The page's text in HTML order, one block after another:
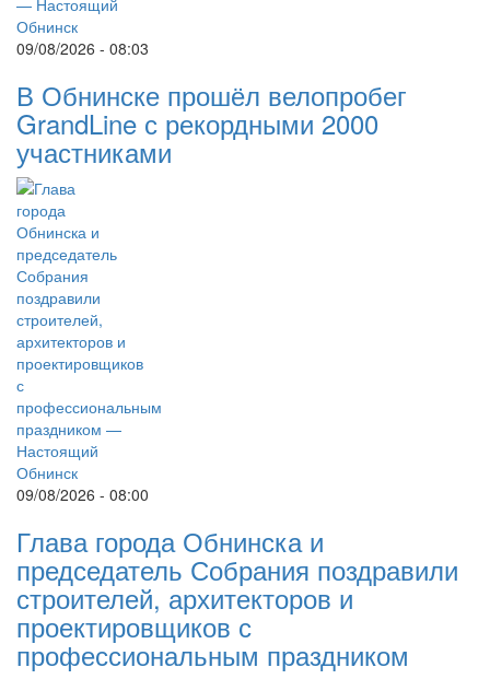
09/08/2026 - 08:03
В Обнинске прошёл велопробег
GrandLine с рекордными 2000
участниками
09/08/2026 - 08:00
Глава города Обнинска и
председатель Собрания поздравили
строителей, архитекторов и
проектировщиков с
профессиональным праздником